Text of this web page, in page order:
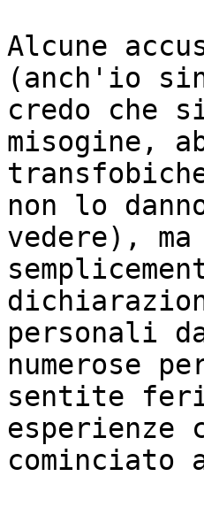
Alcune
(anch'io
credo che
misogine,
non lo
vedere),
personali
numerose
sentite
esperienze
cominciato